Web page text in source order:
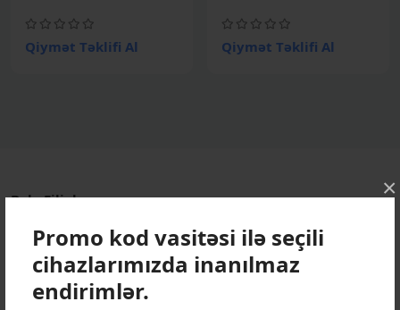
Promo kod vasitəsi ilə seçili
cihazlarımızda inanılmaz
endirimlər.
×
Qiymət Təklifi Al Qiymət Təklifi Al
Bakı Filialımız
Ünvan: Bakı ş. Yasamal ray. Tbilisi pr 49B
Telefon:+994 77 421 09 90
Şəhər: (012) 480 09 45